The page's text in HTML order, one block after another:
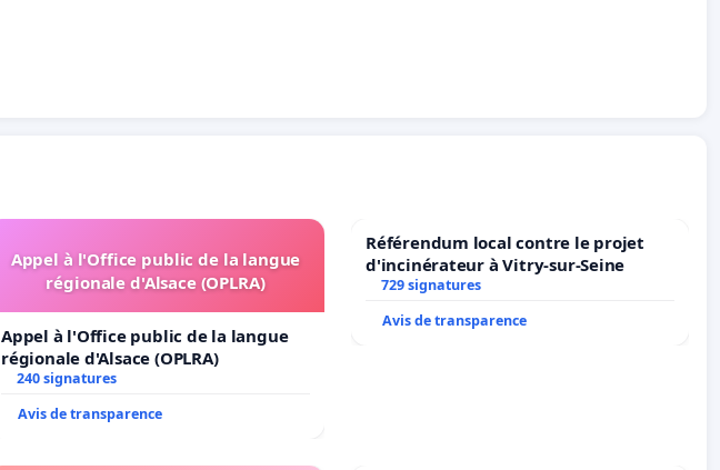
Appel à l'Office public de la langue
régionale d'Alsace (OPLRA)
Appel à l'Office public de la langue
régionale d'Alsace (OPLRA)
240 signatures
Avis de transparence
Référendum local contre le projet
d'incinérateur à Vitry-sur-Seine
729 signatures
Avis de transparence